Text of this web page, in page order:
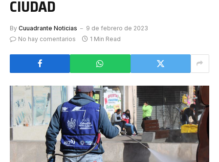
CIUDAD
By Cuuadrante Noticias
9 de febrero de 2023
No hay comentarios
1 Min Read